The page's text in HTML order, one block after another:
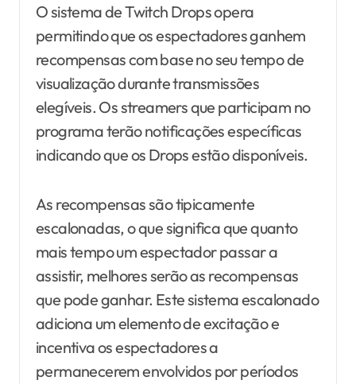
O sistema de Twitch Drops opera
permitindo que os espectadores ganhem
recompensas com base no seu tempo de
visualização durante transmissões
elegíveis. Os streamers que participam no
programa terão notificações específicas
indicando que os Drops estão disponíveis.
As recompensas são tipicamente
escalonadas, o que significa que quanto
mais tempo um espectador passar a
assistir, melhores serão as recompensas
que pode ganhar. Este sistema escalonado
adiciona um elemento de excitação e
incentiva os espectadores a
permanecerem envolvidos por períodos